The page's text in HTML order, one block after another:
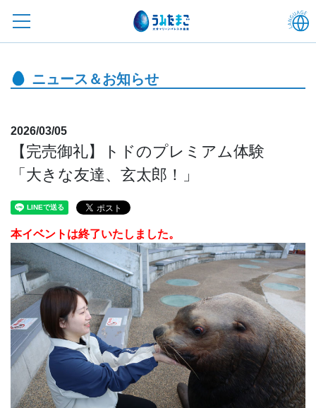
ニュース＆お知らせ
2026/03/05
【完売御礼】トドのプレミアム体験
「大きな友達、玄太郎！」
本イベントは終了いたしました。